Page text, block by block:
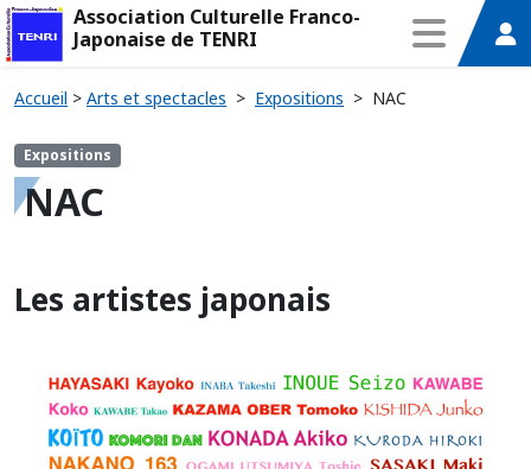
Association Culturelle Franco-
Japonaise de TENRI
Accueil > Arts et spectacles > Expositions > NAC
Expositions
NAC
Les artistes japonais